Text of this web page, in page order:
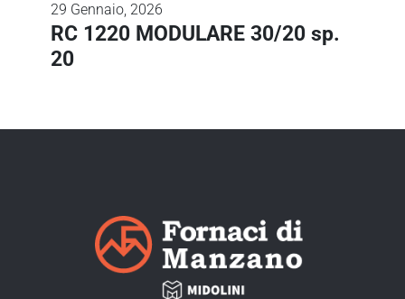
29 Gennaio, 2026
RC 1220 MODULARE 30/20 sp.
20